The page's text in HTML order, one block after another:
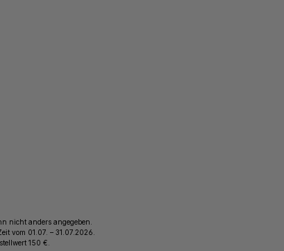
nicht anders angegeben.
vom 01.07. – 31.07.2026.
150 €.